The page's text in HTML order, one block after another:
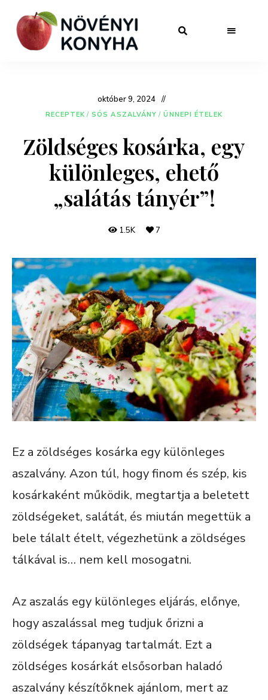
október 9, 2024
RECEPTEK / SÓS ASZALVÁNY / ÜNNEPI ÉTELEK
Zöldséges kosárka, egy
különleges, ehető
„salátás tányér”!
1.5K 7
Ez a zöldséges kosárka egy különleges
aszalvány. Azon túl, hogy finom és szép, kis
kosárkaként működik, megtartja a beletett
zöldségeket, salátát, és miután megettük a
bele tálalt ételt, végezhetünk a zöldséges
tálkával is… nem kell mosogatni.
Az aszalás egy különleges eljárás, előnye,
hogy aszalással meg tudjuk őrizni a
zöldségek tápanyag tartalmát. Ezt a
zöldséges kosárkát elsősorban haladó
aszalvány készítőknek ajánlom, mert az